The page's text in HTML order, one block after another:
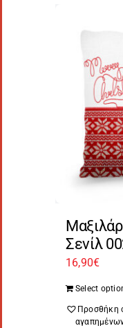
Σενίλ
16,90€
Select
Προσθήκη